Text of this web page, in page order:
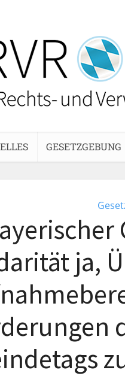
GESETZGEBUNG
ja,